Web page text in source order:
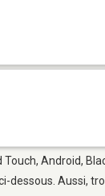
Android,
Aussi,